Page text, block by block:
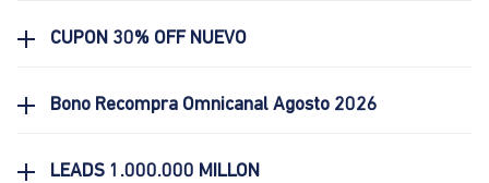
CUPON 30% OFF NUEVO
Bono Recompra Omnicanal Agosto 2026
LEADS 1.000.000 MILLON